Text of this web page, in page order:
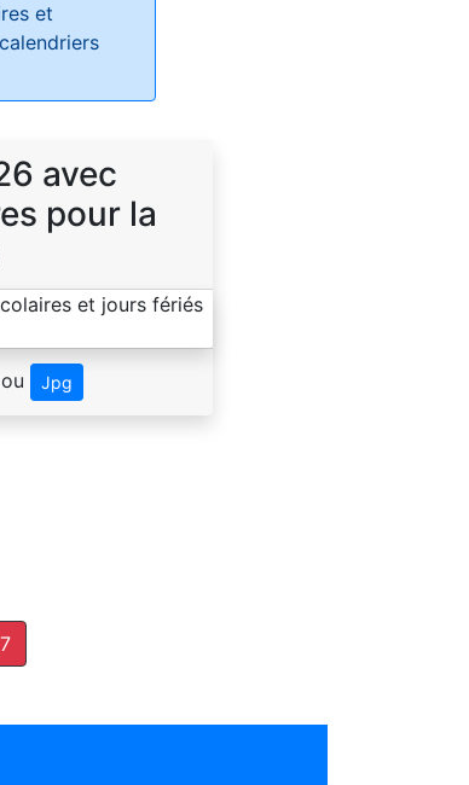
et
avec
pour la
ou Jpg